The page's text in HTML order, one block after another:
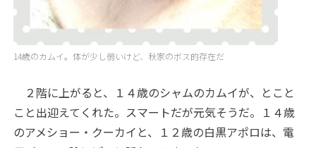
14歳のカムイ。体が少し弱いけど、秋家のボス的存在だ
２階に上がると、１４歳のシャムのカムイが、とこと
こと出迎えてくれた。スマートだが元気そうだ。１４歳
のアメショー・クーカイと、１２歳の白黒アポロは、電